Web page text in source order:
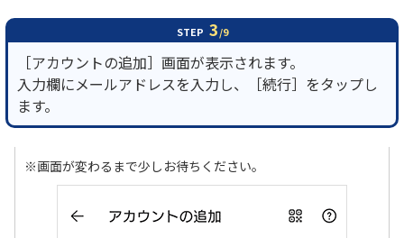
STEP 3/9
［アカウントの追加］画面が表示されます。
入力欄にメールアドレスを入力し、［続行］をタップし
ます。
※画面が変わるまで少しお待ちください。